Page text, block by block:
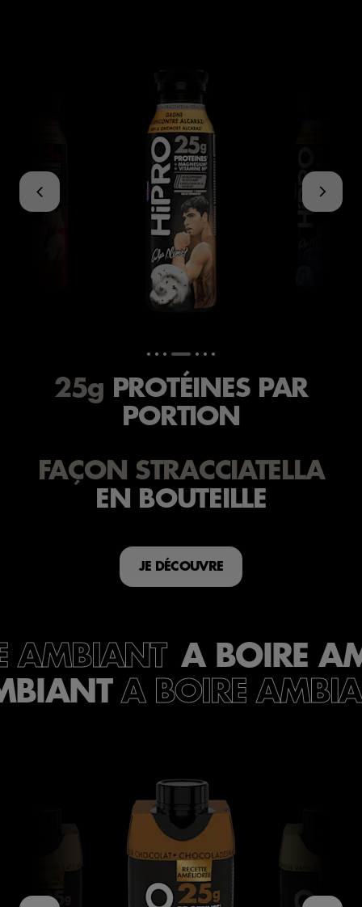
25g PROTÉINES PAR
PORTION
FAÇON STRACCIATELLA
EN BOUTEILLE
JE DÉCOUVRE
AMBIANT A BOIRE
A BOIRE